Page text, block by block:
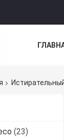
(23)